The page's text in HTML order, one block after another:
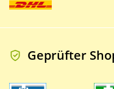
Geprüfter